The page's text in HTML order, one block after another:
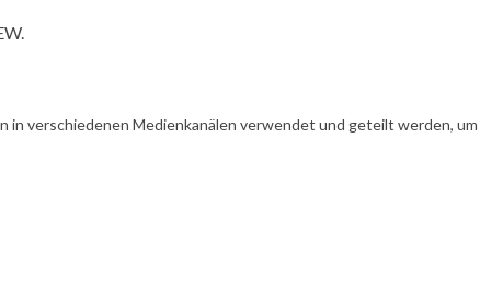
verschiedenen Medienkanälen verwendet und geteilt